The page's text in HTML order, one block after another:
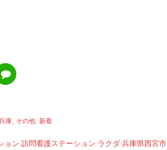
庫 その他 新着
ョン 訪問看護ステーション ラクダ 兵庫県西宮市